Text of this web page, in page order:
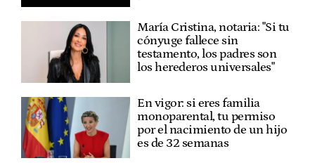
María Cristina, notaria: "Si tu
cónyuge fallece sin
testamento, los padres son
los herederos universales"
En vigor: si eres familia
monoparental, tu permiso
por el nacimiento de un hijo
es de 32 semanas